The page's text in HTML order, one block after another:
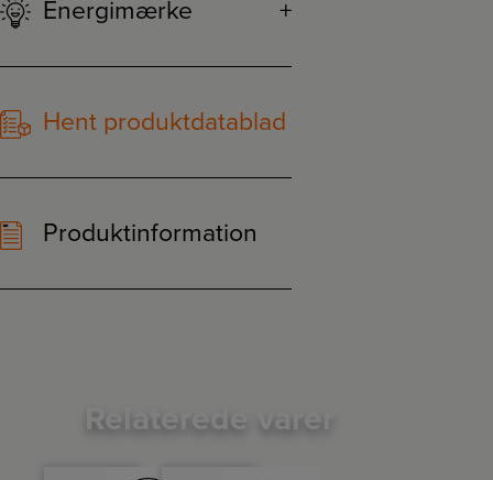
Energimærke
Hent produktdatablad
Produktinformation
Relaterede varer